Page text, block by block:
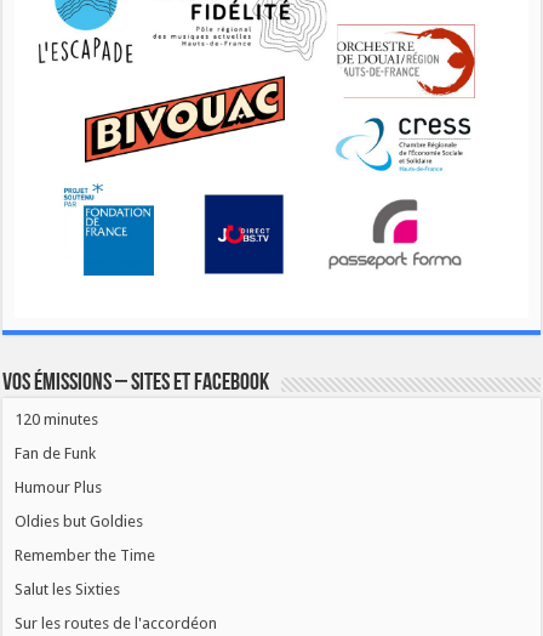
Vos émissions – Sites et Facebook
120 minutes
Fan de Funk
Humour Plus
Oldies but Goldies
Remember the Time
Salut les Sixties
Sur les routes de l'accordéon